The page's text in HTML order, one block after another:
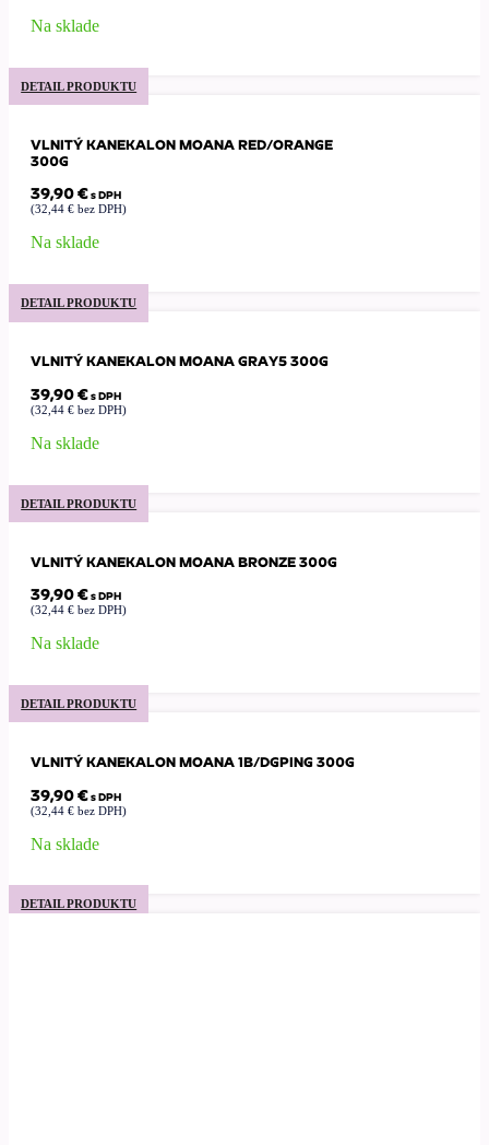
Na sklade
DETAIL PRODUKTU
VLNITÝ KANEKALON MOANA RED/ORANGE
300G
39,90€s DPH
(32,44 € bez DPH)
Na sklade
DETAIL PRODUKTU
VLNITÝ KANEKALON MOANA GRAY5 300G
39,90€s DPH
(32,44 € bez DPH)
Na sklade
DETAIL PRODUKTU
VLNITÝ KANEKALON MOANA BRONZE 300G
39,90€s DPH
(32,44 € bez DPH)
Na sklade
DETAIL PRODUKTU
VLNITÝ KANEKALON MOANA 1B/DGPING 300G
39,90€s DPH
(32,44 € bez DPH)
Na sklade
DETAIL PRODUKTU